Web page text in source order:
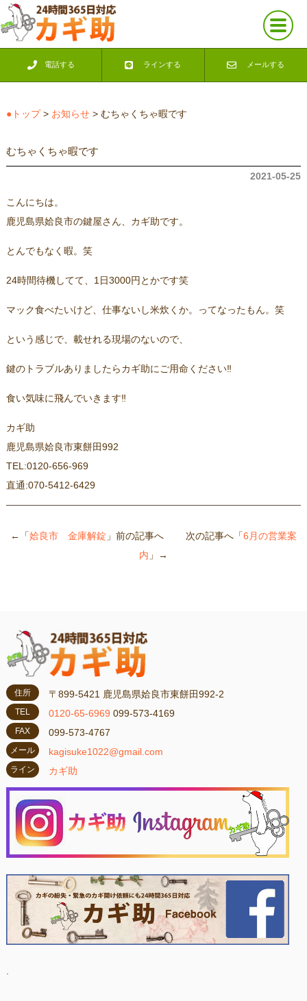
電話する ラインする メールする
●トップ> お知らせ> むちゃくちゃ暇です
むちゃくちゃ暇です
2021-05-25
こんにちは。
鹿児島県姶良市の鍵屋さん、カギ助です。
とんでもなく暇。笑
24時間待機してて、1日3000円とかです笑
マック食べたいけど、仕事ないし米炊くか。ってなったもん。笑
という感じで、載せれる現場のないので、
鍵のトラブルありましたらカギ助にご用命ください‼
食い気味に飛んでいきます‼
カギ助
鹿児島県姶良市東餅田992
TEL:0120-656-969
直通:070-5412-6429
←「姶良市 金庫解錠 」前の記事へ 次の記事へ「6月の営業案
内 」→
住所 〒899-5421 鹿児島県姶良市東餅田992-2
TEL 0120-65-6969 099-573-4169
FAX 099-573-4767
メール kagisuke1022@gmail.com
ライン カギ助